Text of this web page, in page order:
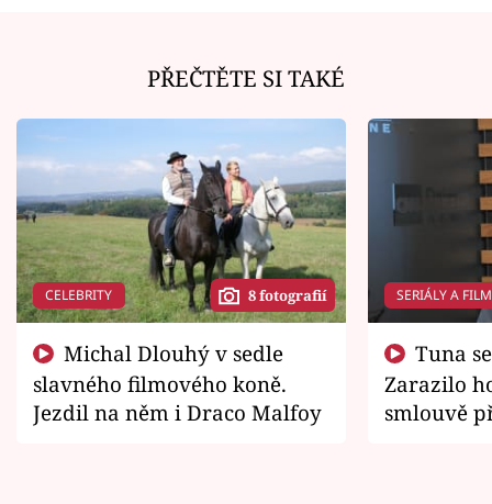
PŘEČTĚTE SI TAKÉ
CELEBRITY 8 fotografií
slavného filmového koně.
Jezdil na něm i Draco Malfoy
SERIÁLY A
Zarazilo
smlouvě